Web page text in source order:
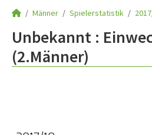
Männer Spielerstatistik
Unbekannt :
(2.Männer)